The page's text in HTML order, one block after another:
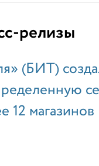
релизы
(БИТ)
магазинов